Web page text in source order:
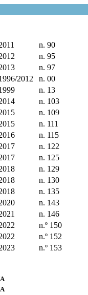
n. 90
n. 95
n. 97
2012 n. 00
n. 13
n. 103
n. 109
n. 111
n. 115
n. 122
n. 125
n. 129
n. 130
n. 135
n. 143
n. 146
n.º 150
n.º 152
n.º 153